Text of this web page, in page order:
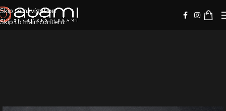
Skip to navigation
Skip to main content